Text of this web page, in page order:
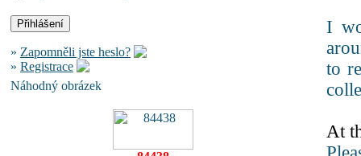
» Zapomněli jste heslo?
» Registrace
Náhodný obrázek
I
to
At